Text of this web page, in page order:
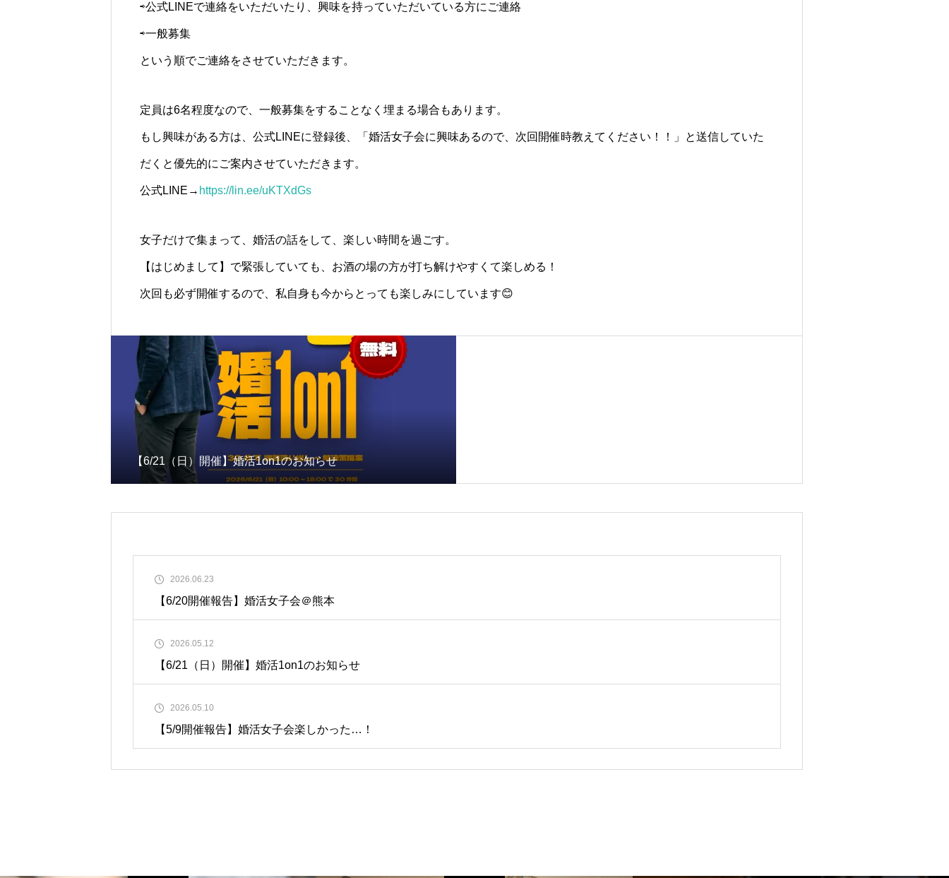
⇨公式LINEで連絡をいただいたり、興味を持っていただいている方にご連絡
⇨一般募集
という順でご連絡をさせていただきます。
定員は6名程度なので、一般募集をすることなく埋まる場合もあります。
もし興味がある方は、公式LINEに登録後、「婚活女子会に興味あるので、次回開催時教えてください！！」と送信していた
だくと優先的にご案内させていただきます。
公式LINE→ https://lin.ee/uKTXdGs
女子だけで集まって、婚活の話をして、楽しい時間を過ごす。
【はじめまして】で緊張していても、お酒の場の方が打ち解けやすくて楽しめる！
次回も必ず開催するので、私自身も今からとっても楽しみにしています😊
【6/21（日）開催】婚活1on1のお知らせ
2026.06.23
【6/20開催報告】婚活女子会＠熊本
2026.05.12
【6/21（日）開催】婚活1on1のお知らせ
2026.05.10
【5/9開催報告】婚活女子会楽しかった…！